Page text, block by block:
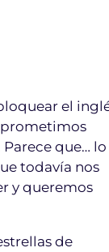
el
prometimos
que… lo
todavía nos
y queremos
de